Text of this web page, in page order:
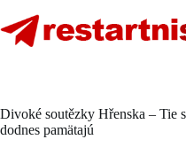
to
content
Divoké soutězky Hřenska – Tie
dodnes pamätajú